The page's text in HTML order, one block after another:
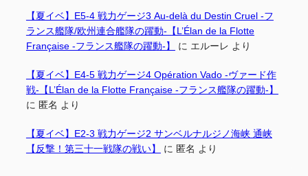
【夏イベ】E5-4 戦力ゲージ3 Au-delà du Destin Cruel -フ
ランス艦隊/欧州連合艦隊の躍動-【L’Élan de la Flotte
Française -フランス艦隊の躍動-】
に エルーレ より
【夏イベ】E4-5 戦力ゲージ4 Opération Vado -ヴァード作
戦-【L’Élan de la Flotte Française -フランス艦隊の躍動-】
に 匿名 より
【夏イベ】E2-3 戦力ゲージ2 サンベルナルジノ海峡 通峡
【反撃！第三十一戦隊の戦い】
に 匿名 より